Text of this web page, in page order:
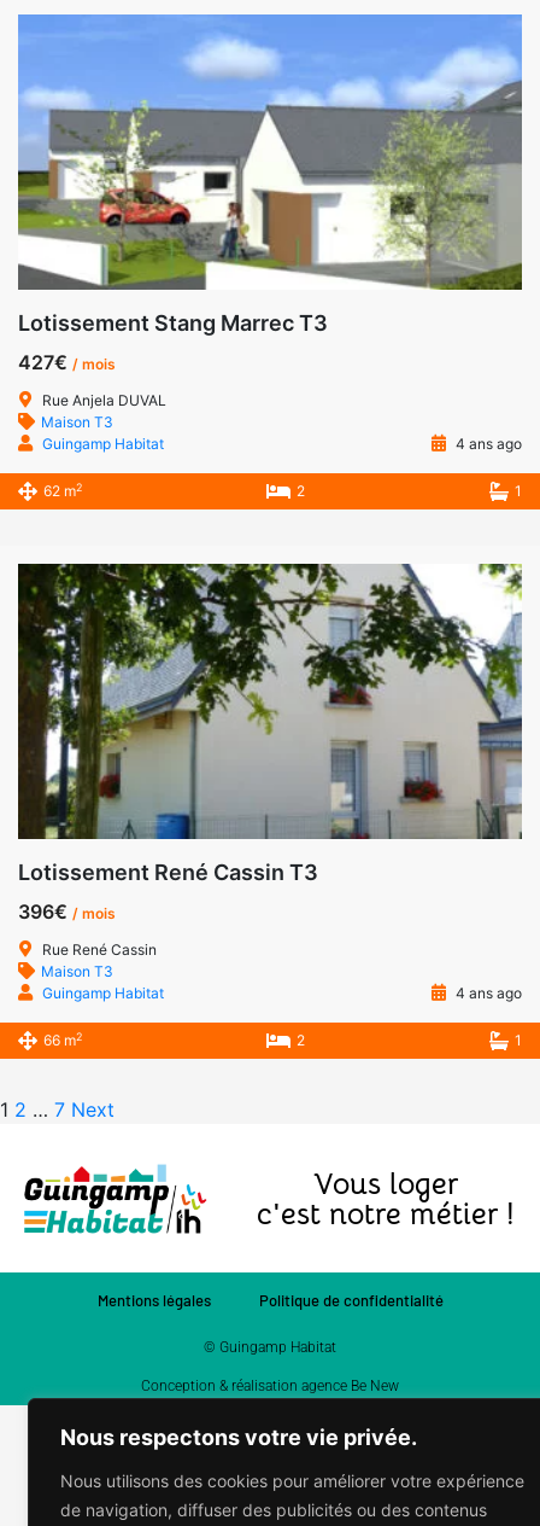
Nous respectons votre vie privée.
Nous utilisons des cookies pour améliorer votre expérience
de navigation, diffuser des publicités ou des contenus
Lotissement Stang Marrec T3
427€ / mois
Rue Anjela DUVAL
Maison T3
Guingamp Habitat
4 ans ago
62 m2 2 1
Lotissement René Cassin T3
396€ / mois
Rue René Cassin
Maison T3
Guingamp Habitat
4 ans ago
66 m2 2 1
1 2 … 7 Next
Vous loger
c'est notre métier !
Mentions légales Politique de confidentialité
© Guingamp Habitat
Conception & réalisation agence Be New